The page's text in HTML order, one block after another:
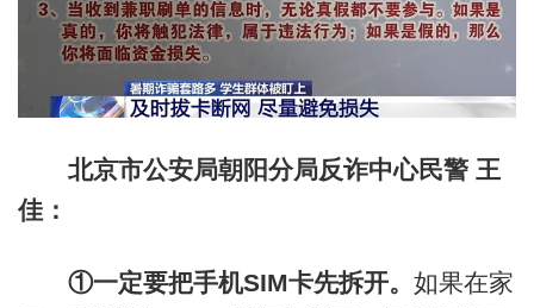
北京市公安局朝阳分局反诈中心民警 王
佳：
①一定要把手机SIM卡先拆开。 如果在家